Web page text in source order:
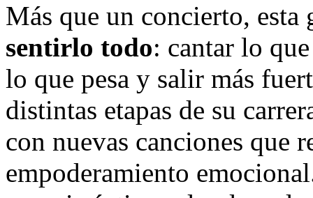
Más que un concierto, esta
sentirlo todo: cantar lo
lo que pesa y salir más
distintas etapas de su
con nuevas canciones que
empoderamiento